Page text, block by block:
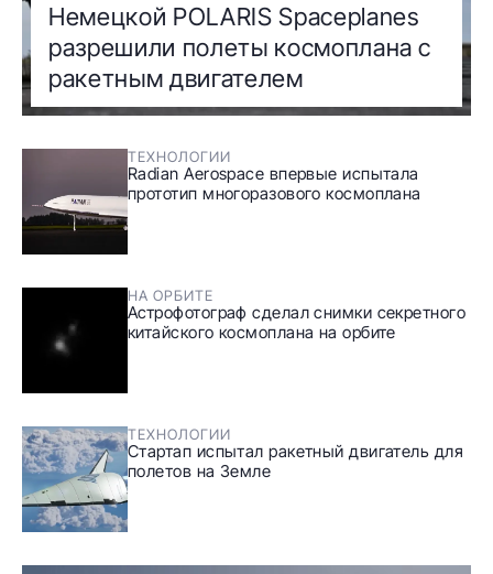
Немецкой POLARIS Spaceplanes
разрешили полеты космоплана с
ракетным двигателем
ТЕХНОЛОГИИ
Radian Aerospace впервые испытала
прототип многоразового космоплана
НА ОРБИТЕ
Астрофотограф сделал снимки секретного
китайского космоплана на орбите
ТЕХНОЛОГИИ
Cтартап испытал ракетный двигатель для
полетов на Земле